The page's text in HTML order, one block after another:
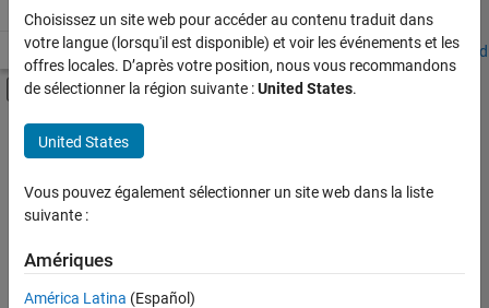
Accueil Explorer nos opportunités Adresses de nos bureaux
Activer/désactiver l'affichage du menu
Contenu principal
FILTRER PAR
Technologies de l’information
Ventes pour l'éducation
Ventes internes
Actuellement,
Choisissez un site web pour accéder au contenu traduit dans
votre langue (lorsqu'il est disponible) et voir les événements et les
offres locales. D’après votre position, nous vous recommandons
de sélectionner la région suivante :United States.
United States
Vous pouvez également sélectionner un site web dans la liste
suivante :
Amériques
América Latina (Español)